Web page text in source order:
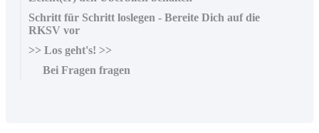
Schritt für Schritt loslegen - Bereite Dich auf die
RKSV vor
>> Los geht's! >>
Bei Fragen fragen